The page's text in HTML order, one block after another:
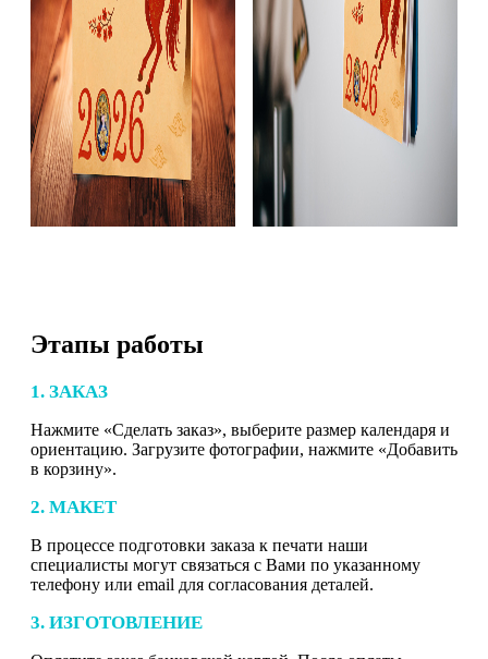
Этапы работы
1. ЗАКАЗ
Нажмите «Сделать заказ», выберите размер календаря и
ориентацию. Загрузите фотографии, нажмите «Добавить
в корзину».
2. МАКЕТ
В процессе подготовки заказа к печати наши
специалисты могут связаться с Вами по указанному
телефону или email для согласования деталей.
3. ИЗГОТОВЛЕНИЕ